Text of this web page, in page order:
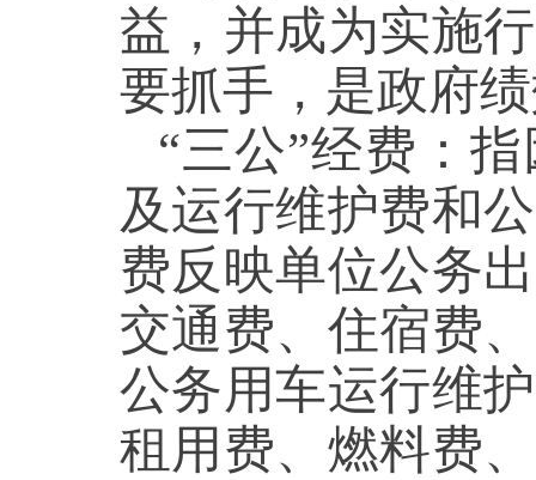
益，并成为实施
要抓手，是政府
“三公”经费：
及运行维护费和
费反映单位公务
交通费、住宿费
公务用车运行维
租用费、燃料费